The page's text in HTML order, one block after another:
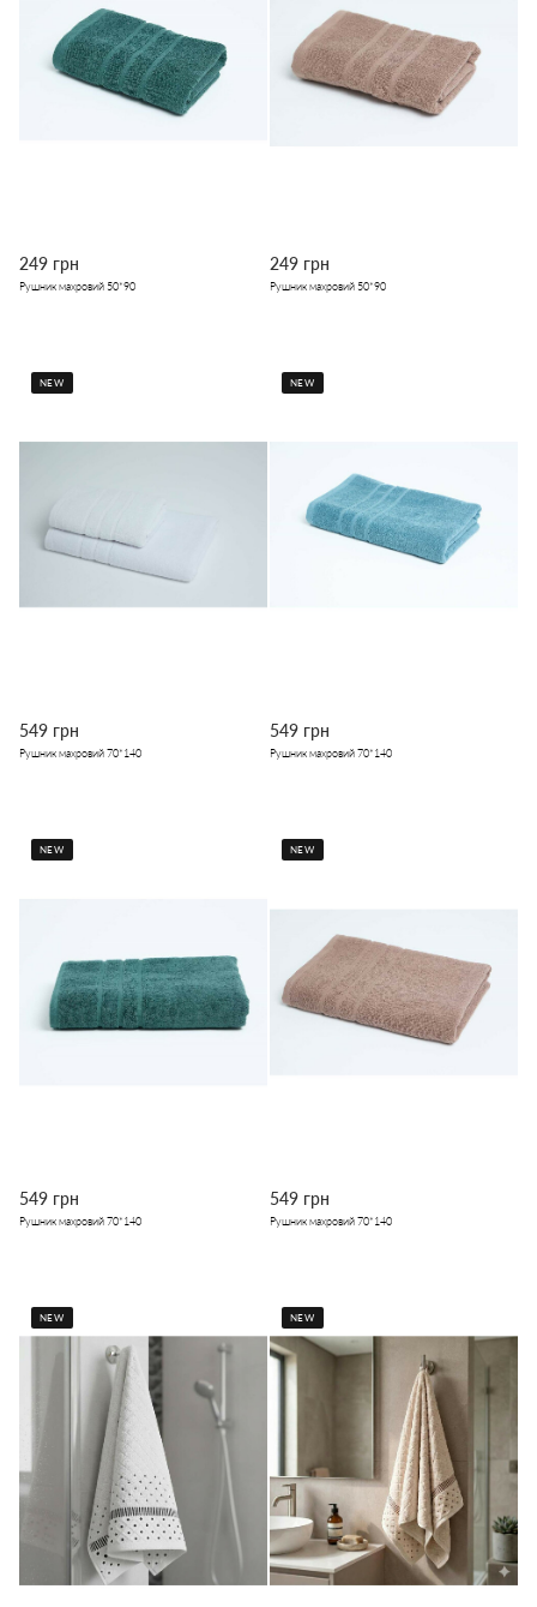
249 грн
Рушник махровий 50*90
249 грн
Рушник махровий 50*90
NEW
549 грн
Рушник махровий 70*140
NEW
549 грн
Рушник махровий 70*140
NEW
549 грн
Рушник махровий 70*140
NEW
549 грн
Рушник махровий 70*140
NEW NEW